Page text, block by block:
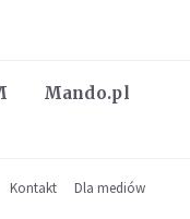
Mando.pl
Kontakt
Dla mediów